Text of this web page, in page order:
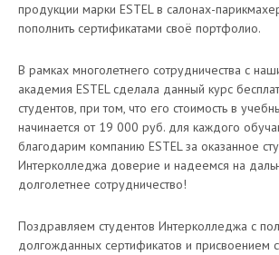
продукции марки ESTEL в салонах-
пополнить сертификатами своё портфолио.
В рамках многолетнего сотрудничества с
академия ESTEL сделала данный курс
студентов, при том, что его стоимость в
начинается от 19 000 руб. для каждого
благодарим компанию ESTEL за оказанное
Интерколледжа доверие и надеемся на
долголетнее сотрудничество!
Поздравляем студентов Интерколледжа с
долгожданных сертификатов и присвоением